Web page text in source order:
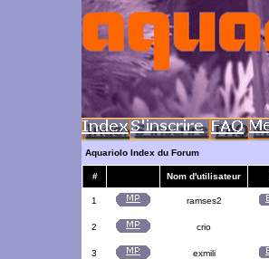
Aquariolo Index du Forum
# Nom d'utilisateur
1 ramses2
2 crio
3 exmili